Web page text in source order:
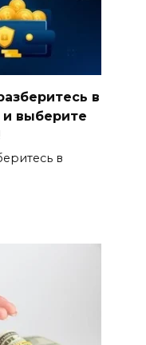
в
и выберите
в